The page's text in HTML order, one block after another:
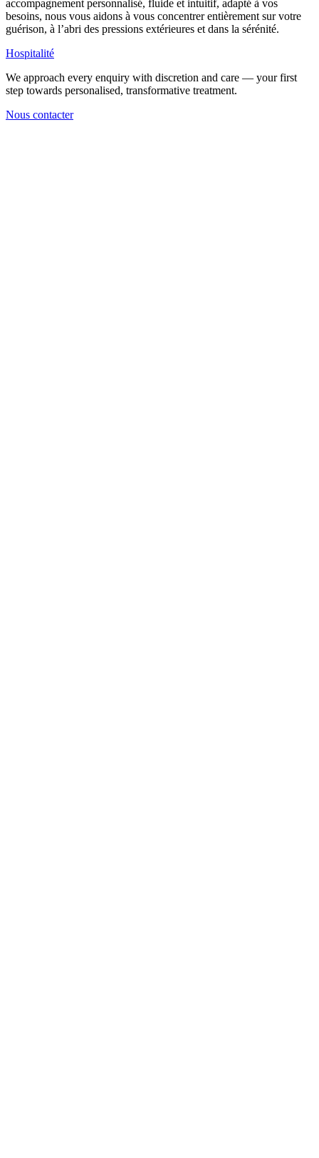
accompagnement personnalisé, fluide et intuitif, adapté à vos
besoins, nous vous aidons à vous concentrer entièrement sur votre
guérison, à l’abri des pressions extérieures et dans la sérénité.
Hospitalité
We approach every enquiry with discretion and care — your first
step towards personalised, transformative treatment.
Nous contacter